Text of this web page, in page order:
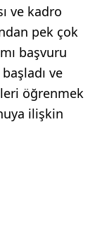
ve kadro
pek çok
başvuru
ve
öğrenmek
ilişkin